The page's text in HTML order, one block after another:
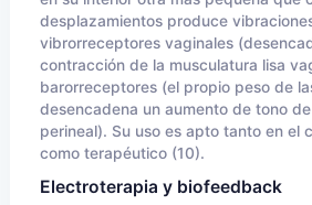
desplazamientos produce
vibrorreceptores vaginales
contracción de la musculatura lisa
barorreceptores (el propio peso de
desencadena un aumento de tono
perineal). Su uso es apto tanto en el
como terapéutico (10).
Electroterapia y biofeedback